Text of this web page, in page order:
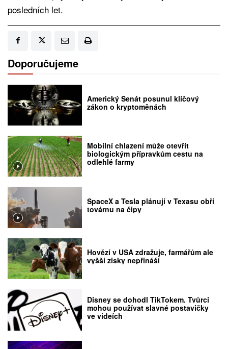
posledních let.
Doporučujeme
Americký Senát posunul klíčový
zákon o kryptoměnách
Mobilní chlazení může otevřít
biologickým přípravkům cestu na
odlehlé farmy
SpaceX a Tesla plánují v Texasu obří
továrnu na čipy
Hovězí v USA zdražuje, farmářům ale
vyšší zisky nepřináší
Disney se dohodl TikTokem. Tvůrci
mohou používat slavné postavičky
ve videích